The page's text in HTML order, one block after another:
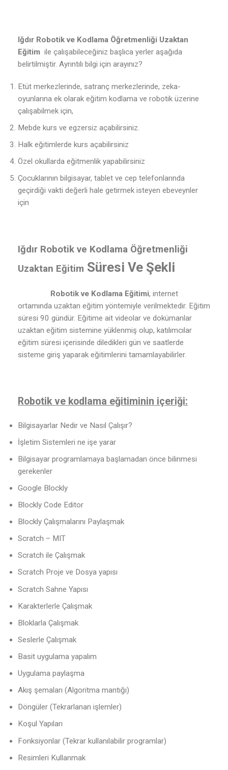
Iğdır Robotik ve Kodlama Öğretmenliği Uzaktan
Eğitim ile çalışabileceğiniz başlıca yerler aşağıda
belirtilmiştir. Ayrıntılı bilgi için arayınız?
Etüt merkezlerinde, satranç merkezlerinde, zeka-
oyunlarına ek olarak eğitim kodlama ve robotik üzerine
çalışabilmek için,
Mebde kurs ve egzersiz açabilirsiniz.
Halk eğitimlerde kurs açabilirsiniz
Özel okullarda eğitmenlik yapabilirsiniz
Çocuklarının bilgisayar, tablet ve cep telefonlarında
geçirdiği vakti değerli hale getirmek isteyen ebeveynler
için
Iğdır Robotik ve Kodlama Öğretmenliği
Uzaktan Eğitim Süresi Ve Şekli
Robotik ve Kodlama Eğitimi, internet
ortamında uzaktan eğitim yöntemiyle verilmektedir. Eğitim
süresi 90 gündür. Eğitime ait videolar ve dokümanlar
uzaktan eğitim sistemine yüklenmiş olup, katılımcılar
eğitim süresi içerisinde diledikleri gün ve saatlerde
sisteme giriş yaparak eğitimlerini tamamlayabilirler.
Robotik ve kodlama eğitiminin içeriği:
Bilgisayarlar Nedir ve Nasıl Çalışır?
İşletim Sistemleri ne işe yarar
Bilgisayar programlamaya başlamadan önce bilinmesi
gerekenler
Google Blockly
Blockly Code Editor
Blockly Çalışmalarını Paylaşmak
Scratch – MIT
Scratch ile Çalışmak
Scratch Proje ve Dosya yapısı
Scratch Sahne Yapısı
Karakterlerle Çalışmak
Bloklarla Çalışmak
Seslerle Çalışmak
Basit uygulama yapalım
Uygulama paylaşma
Akış şemaları (Algoritma mantığı)
Döngüler (Tekrarlanan işlemler)
Koşul Yapıları
Fonksiyonlar (Tekrar kullanılabilir programlar)
Resimleri Kullanmak